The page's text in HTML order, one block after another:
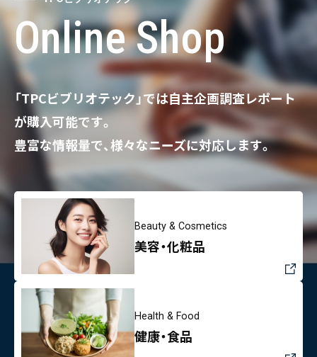
Online Shop
「TPCビブリオテック」では自主企画調査レポート
が購入可能です。
豊富な情報量で、様々なニーズに対応します。
Beauty & Cosmetics
美容・化粧品
Health & Food
健康・食品